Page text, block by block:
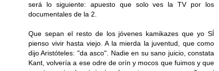
será lo siguiente: apuesto que solo ves la TV por los
documentales de la 2.
Que sepan el resto de los jóvenes kamikazes que yo SÍ
pienso vivir hasta viejo. A la mierda la juventud, que como
dijo Aristóteles: "da asco". Nadie en su sano juicio, constata
Kant, volvería a ese odre de orín y mocos que fuimos y que